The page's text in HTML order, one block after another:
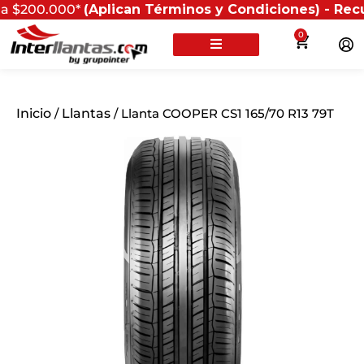
(Aplican Términos y Condiciones) -
0
Inicio / Llantas / Llanta COOPER CS1 165/70 R13 79T